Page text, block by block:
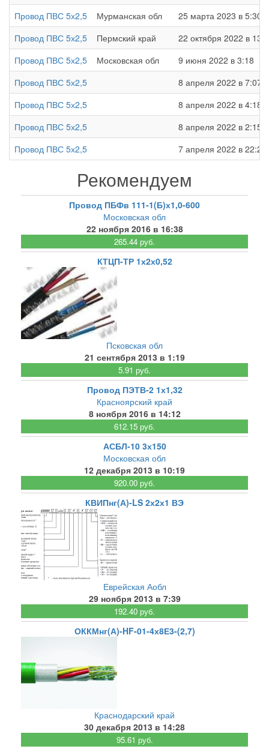
Провод ПВС 5х2,5
Мурманская обл
25 марта 2023 в 5:30
Провод ПВС 5х2,5
Пермский край
22 октября 2022 в
Провод ПВС 5х2,5
Московская обл
9 июня 2022 в 3:18
Провод ПВС 5х2,5
8 апреля 2022 в 7:07
Провод ПВС 5х2,5
8 апреля 2022 в 4:18
Провод ПВС 5х2,5
8 апреля 2022 в 2:15
Провод ПВС 5х2,5
7 апреля 2022 в 22:26
Рекомендуем
Провод ПБФв 111-1(Б)х1,0-600
Московская обл
22 ноября 2016 в 16:38
265.44 руб.
КТЦП-ТР 1х2х0,52
Псковская обл
21 сентября 2013 в 1:19
5.91 руб.
Провод ПЭТВ-2 1х1,32
Красноярский край
8 ноября 2016 в 14:12
612.15 руб.
АСБЛ-10 3х150
Московская обл
12 декабря 2013 в 10:19
920.00 руб.
КВИПнг(А)-LS 2х2х1 ВЭ
Еврейская Аобл
29 ноября 2013 в 7:39
192.40 руб.
ОККМнг(А)-HF-01-4х8Е3-(2,7)
Краснодарский край
30 декабря 2013 в 14:28
95.61 руб.